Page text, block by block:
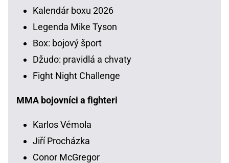
Kalendár boxu 2026
Legenda Mike Tyson
Box: bojový šport
Džudo: pravidlá a chvaty
Fight Night Challenge
MMA bojovníci a fighteri
Karlos Vémola
Jiří Procházka
Conor McGregor